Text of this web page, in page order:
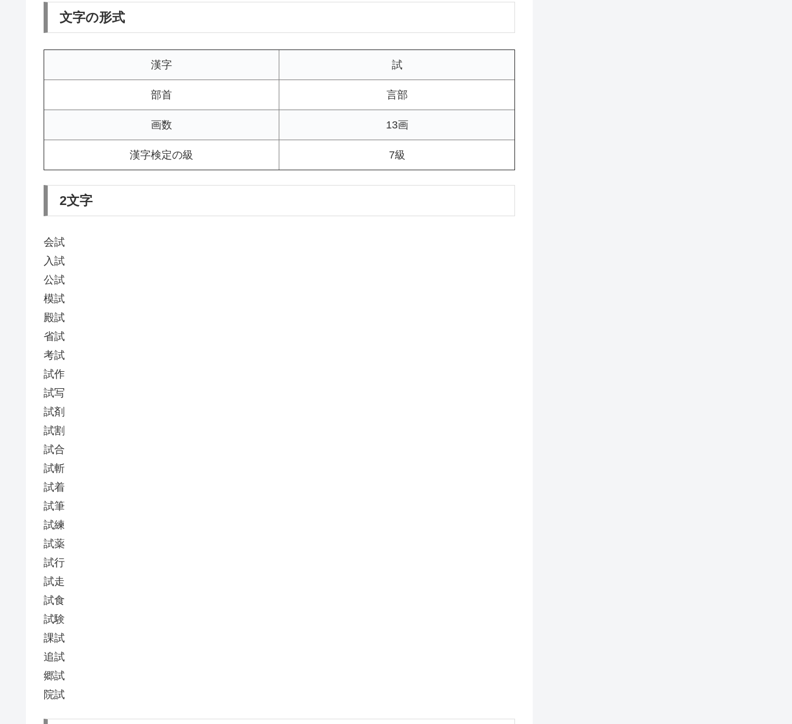
文字の形式
漢字 試
部首 言部
画数 13画
漢字検定の級 7級
2文字
会試
入試
公試
模試
殿試
省試
考試
試作
試写
試剤
試割
試合
試斬
試着
試筆
試練
試薬
試行
試走
試食
試験
課試
追試
郷試
院試